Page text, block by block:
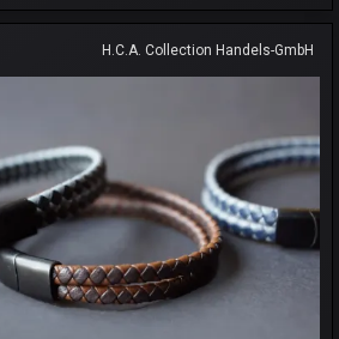
H.C.A. Collection Handels-GmbH